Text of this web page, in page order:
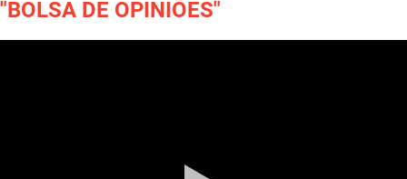
"BOLSA DE OPINIÕES"